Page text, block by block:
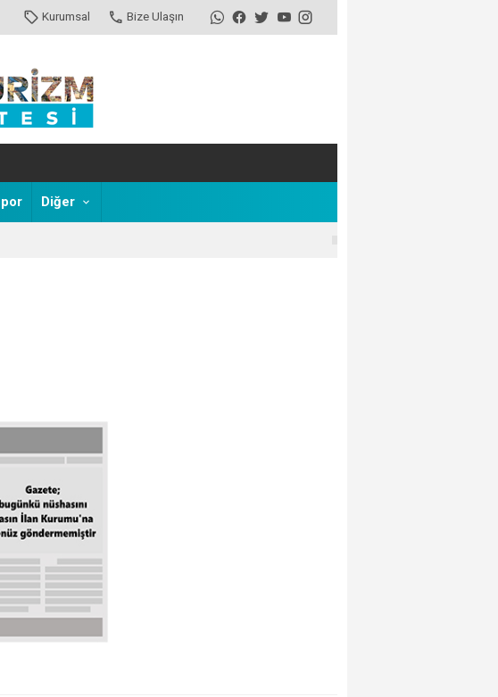
Kurumsal Bize Ulaşın
Diğer